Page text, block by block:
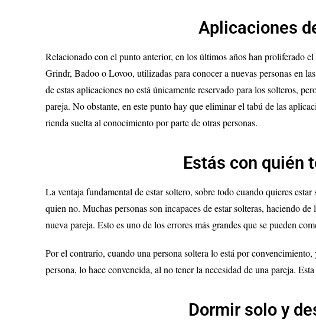
Aplicaciones
Relacionado con el punto anterior, en los últimos años han proliferado
Grindr, Badoo o Lovoo, utilizadas para conocer a nuevas personas en
de estas aplicaciones no está únicamente reservado para los solteros,
pareja. No obstante, en este punto hay que eliminar el tabú de las
rienda suelta al conocimiento por parte de otras personas.
Estás con quién
La ventaja fundamental de estar soltero, sobre todo cuando quieres
quien no. Muchas personas son incapaces de estar solteras, haciendo
nueva pareja. Esto es uno de los errores más grandes que se pueden
Por el contrario, cuando una persona soltera lo está por
persona, lo hace convencida, al no tener la necesidad de una pareja.
Dormir solo y